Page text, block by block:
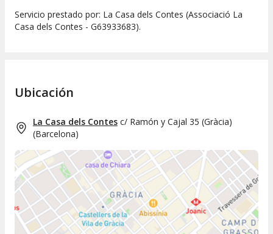
Servicio prestado por: La Casa dels Contes (Associació La
Casa dels Contes - G63933683).
Ubicación
La Casa dels Contes c/ Ramón y Cajal 35 (Gràcia)
(Barcelona)